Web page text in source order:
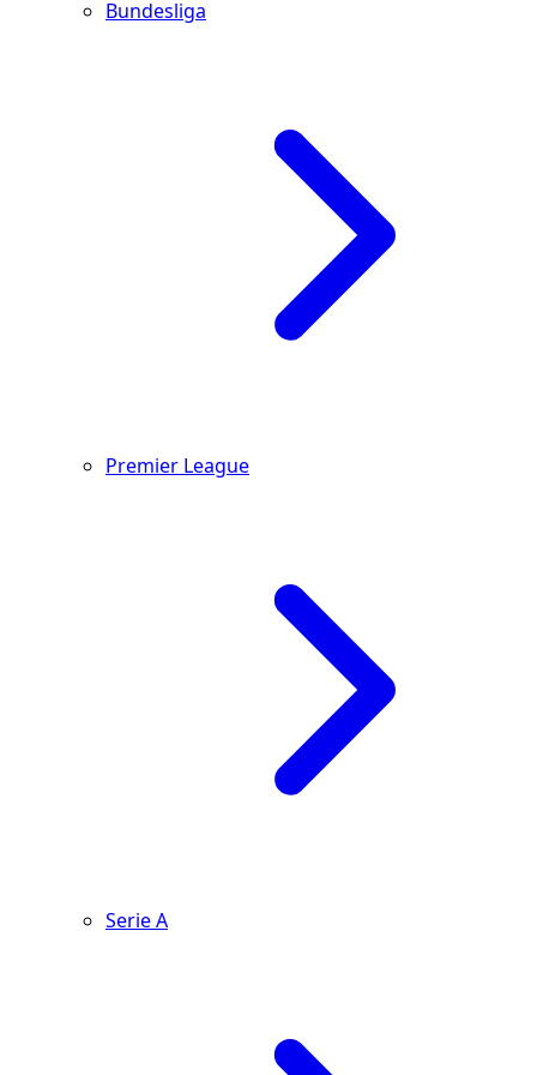
Bundesliga
Premier League
Serie A